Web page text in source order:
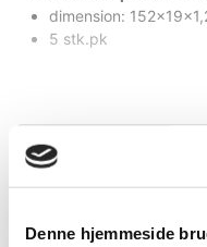
Denne hjemmeside
dimension:
5 stk.pk
Mere information
Specifikationer
DB.nr.